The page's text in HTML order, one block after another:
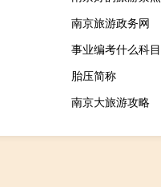
南京旅游政务网
事业编考什么科目
胎压简称
南京大旅游攻略